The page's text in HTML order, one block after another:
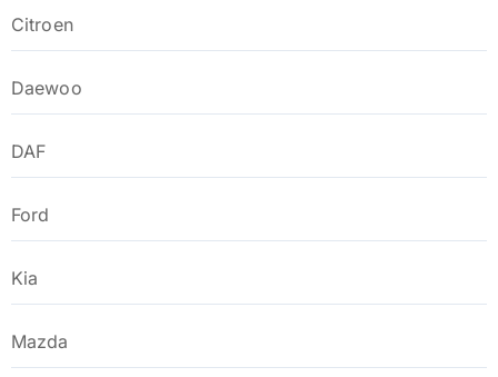
Citroen
Daewoo
DAF
Ford
Kia
Mazda